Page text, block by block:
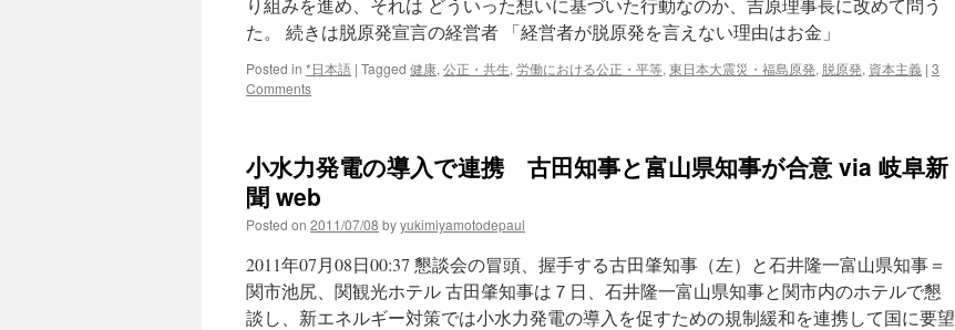
り組みを進め、それは どういった想いに基づいた行動なのか、吉原理事長に改めて問う
た。 続きは脱原発宣言の経営者 「経営者が脱原発を言えない理由はお金」
Posted in *日本語 | Tagged 健康, 公正・共生, 労働における公正・平等, 東日本大震災・福島原発, 脱原発, 資本主義 | 3
Comments
小水力発電の導入で連携 古田知事と富山県知事が合意 via 岐阜新
聞 web
Posted on 2011/07/08 byyukimiyamotodepaul
2011年07月08日00:37 懇談会の冒頭、握手する古田肇知事（左）と石井隆一富山県知事＝
関市池尻、関観光ホテル 古田肇知事は７日、石井隆一富山県知事と関市内のホテルで懇
談し、新エネルギー対策では小水力発電の導入を促すための規制緩和を連携して国に要望